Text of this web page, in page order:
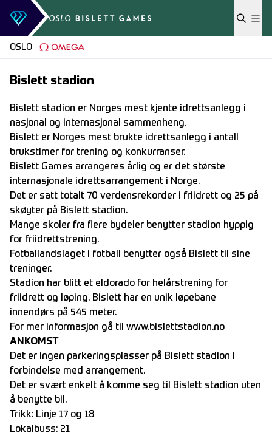
Skip to content
OSLO
Bislett stadion
Bislett stadion er Norges mest kjente idrettsanlegg i
nasjonal og internasjonal sammenheng.
Bislett er Norges mest brukte idrettsanlegg i antall
brukstimer for trening og konkurranser.
Bislett Games arrangeres årlig og er det største
internasjonale idrettsarrangement i Norge.
Det er satt totalt 70 verdensrekorder i friidrett og 25 på
skøyter på Bislett stadion.
Mange skoler fra flere bydeler benytter stadion hyppig
for friidrettstrening.
Fotballandslaget i fotball benytter også Bislett til sine
treninger.
Stadion har blitt et eldorado for helårstrening for
friidrett og løping. Bislett har en unik løpebane
innendørs på 545 meter.
For mer informasjon gå til www.bislettstadion.no
ANKOMST
Det er ingen parkeringsplasser på Bislett stadion i
forbindelse med arrangement.
Det er svært enkelt å komme seg til Bislett stadion uten
å benytte bil.
Trikk: Linje 17 og 18
Lokalbuss: 21